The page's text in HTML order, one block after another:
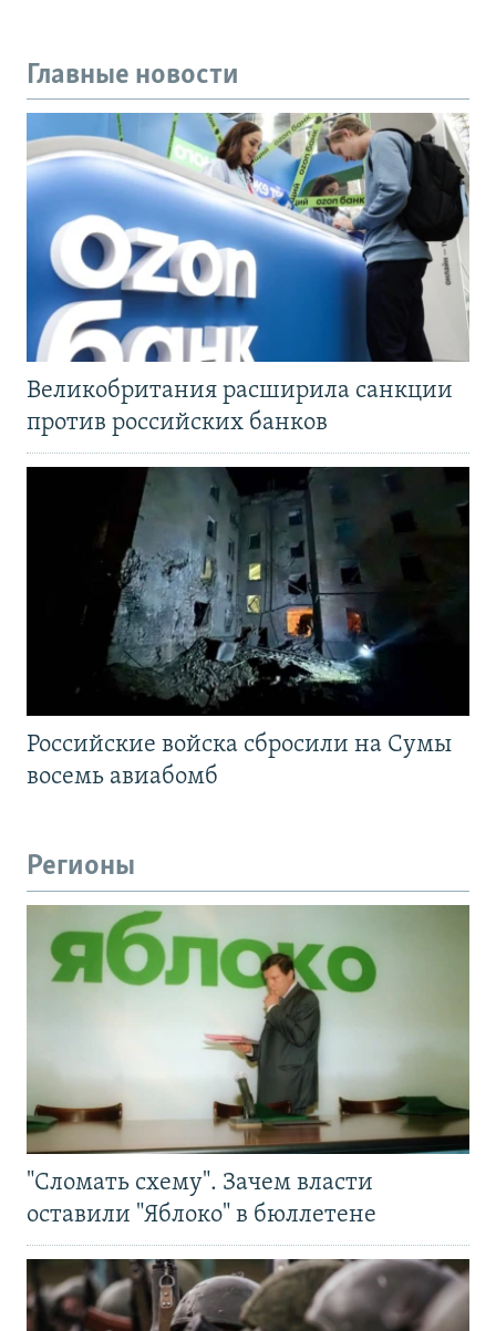
Главные новости
Великобритания расширила санкции
против российских банков
Российские войска сбросили на Сумы
восемь авиабомб
Регионы
"Сломать схему". Зачем власти
оставили "Яблоко" в бюллетене